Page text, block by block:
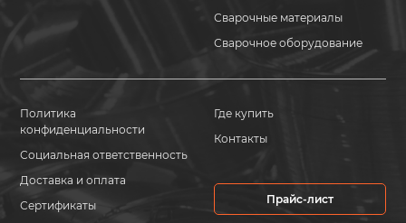
Сварочные материалы
Сварочное оборудование
Политика
конфиденциальности
Социальная ответственность
Доставка и оплата
Сертификаты
Где купить
Контакты
Прайс-лист